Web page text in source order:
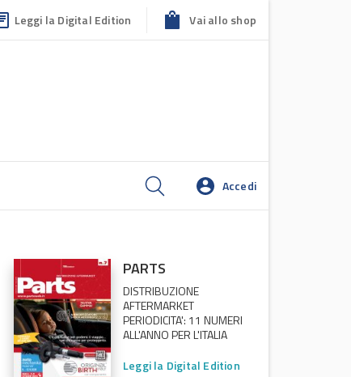
Leggi la Digital Edition Vai allo shop
Accedi
PARTS
DISTRIBUZIONE
AFTERMARKET
PERIODICITA': 11 NUMERI
ALL'ANNO PER L'ITALIA
Leggi la Digital Edition